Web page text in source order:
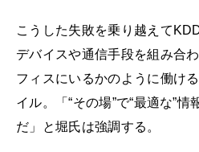
こうした失敗を乗り越えて
デバイスや通信手段を組み合
フィスにいるかのように働け
イル。「“その場”で“最適な”
だ」と堀氏は強調する。